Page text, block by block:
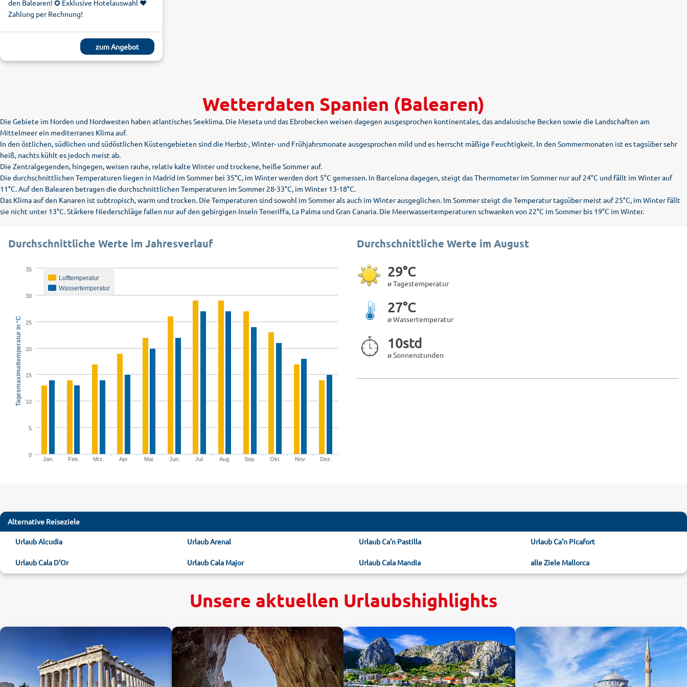
den Balearen! ✪ Exklusive Hotelauswahl ❤
Zahlung per Rechnung!
zum Angebot
Wetterdaten Spanien (Balearen)
Die Gebiete im Norden und Nordwesten haben atlantisches Seeklima. Die Meseta und das Ebrobecken weisen dagegen ausgesprochen kontinentales, das andalusische Becken sowie die Landschaften am
Mittelmeer ein mediterranes Klima auf.
In den östlichen, südlichen und südöstlichen Küstengebieten sind die Herbst-, Winter- und Frühjahrsmonate ausgesprochen mild und es herrscht mäßige Feuchtigkeit. In den Sommermonaten ist es tagsüber sehr
heiß, nachts kühlt es jedoch meist ab.
Die Zentralgegenden, hingegen, weisen rauhe, relativ kalte Winter und trockene, heiße Sommer auf.
Die durchschnittlichen Temperaturen liegen in Madrid im Sommer bei 35°C, im Winter werden dort 5°C gemessen. In Barcelona dagegen, steigt das Thermometer im Sommer nur auf 24°C und fällt im Winter auf
11°C. Auf den Balearen betragen die durchschnittlichen Temperaturen im Sommer 28-33°C, im Winter 13-18°C.
Das Klima auf den Kanaren ist subtropisch, warm und trocken. Die Temperaturen sind sowohl im Sommer als auch im Winter ausgeglichen. Im Sommer steigt die Temperatur tagsüber meist auf 25°C, im Winter fällt
sie nicht unter 13°C. Stärkere Niederschläge fallen nur auf den gebirgigen Inseln Teneriffa, La Palma und Gran Canaria. Die Meerwassertemperaturen schwanken von 22°C im Sommer bis 19°C im Winter.
Durchschnittliche Werte im August
29°C
ø Tagestemperatur
27°C
ø Wassertemperatur
10std
ø Sonnenstunden
Durchschnittliche Werte im Jahresverlauf
Tagesmaximaltemperatur in °C
Lufttemperatur
Wassertemperatur
Jan. Feb. Mrz. Apr. Mai. Jun. Jul. Aug. Sep. Okt. Nov. Dez.
0
5
10
15
20
25
30
35
Alternative Reiseziele
Urlaub Alcudia Urlaub Arenal Urlaub Ca'n Pastilla Urlaub Ca'n Picafort
Urlaub Cala D'Or Urlaub Cala Major Urlaub Cala Mandia alle Ziele Mallorca
Unsere aktuellen Urlaubshighlights